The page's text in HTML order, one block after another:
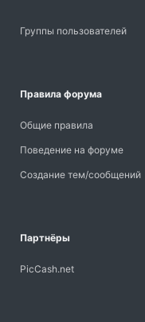
Группы пользователей
Правила форума
Общие правила
Поведение на форуме
Создание тем/сообщений
Партнёры
PicCash.net